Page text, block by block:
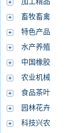
加工精品
畜牧畜禽
特色产品
水产养殖
中国橡胶
农业机械
食品茶叶
园林花卉
科技兴农